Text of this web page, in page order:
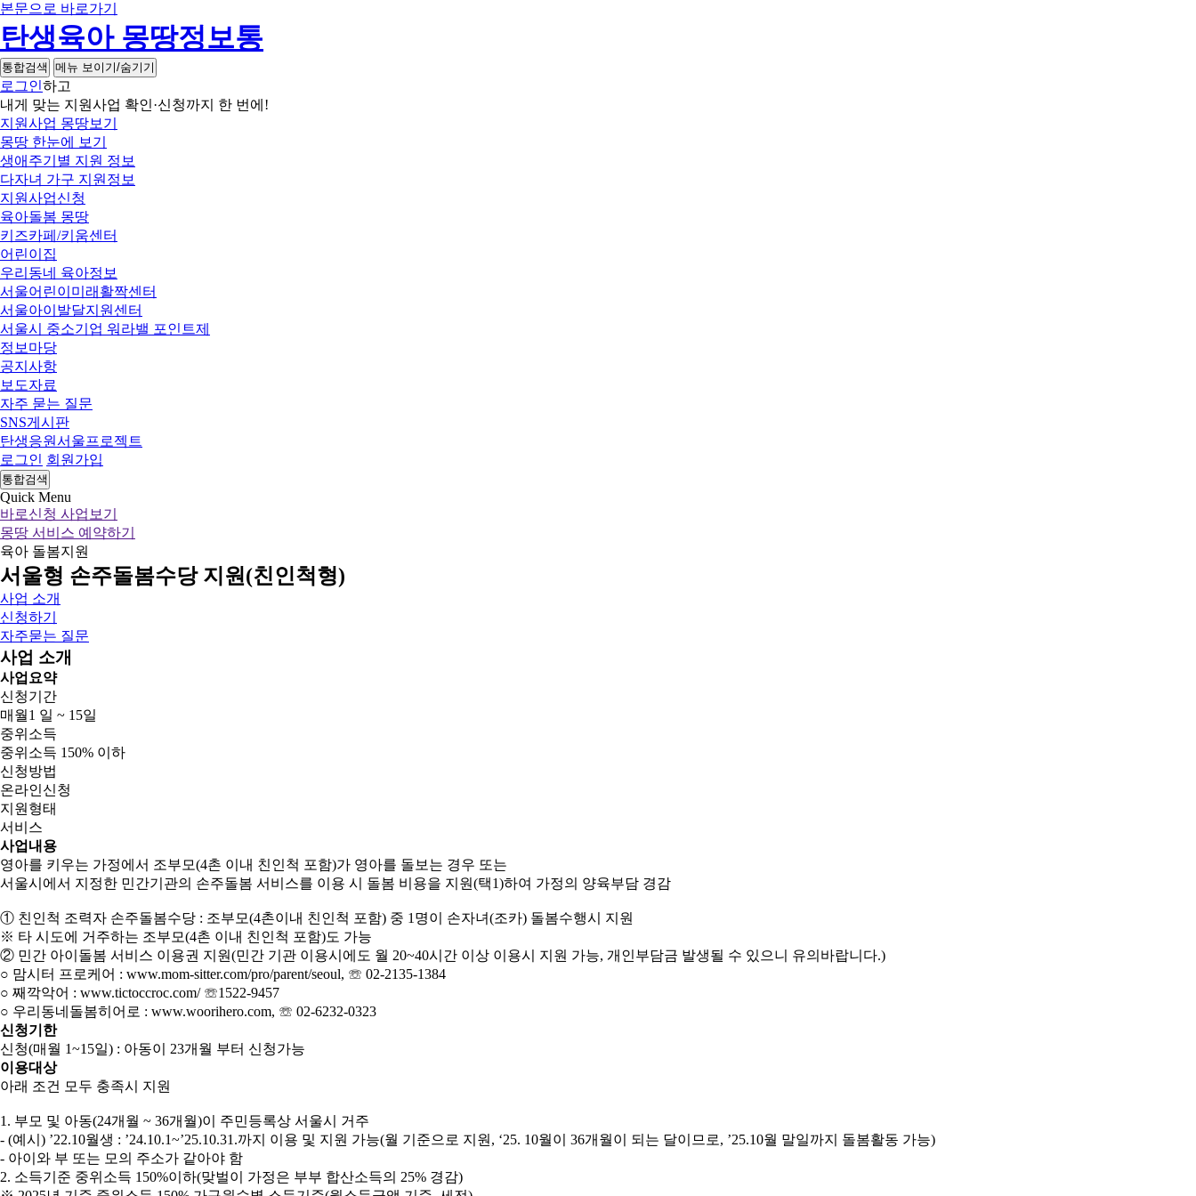
본문으로 바로가기
탄생육아 몽땅정보통
통합검색 메뉴 보이기/숨기기
로그인하고
내게 맞는 지원사업 확인·신청까지 한 번에!
지원사업 몽땅보기
몽땅 한눈에 보기
생애주기별 지원 정보
다자녀 가구 지원정보
지원사업신청
육아돌봄 몽땅
키즈카페/키움센터
어린이집
우리동네 육아정보
서울어린이미래활짝센터
서울아이발달지원센터
서울시 중소기업 워라밸 포인트제
정보마당
공지사항
보도자료
자주 묻는 질문
SNS게시판
탄생응원서울프로젝트
로그인 회원가입
통합검색
Quick Menu
바로신청 사업보기
몽땅 서비스 예약하기
육아 돌봄지원
서울형 손주돌봄수당 지원(친인척형)
사업 소개
신청하기
자주묻는 질문
사업 소개
사업요약
신청기간
매월1 일 ~ 15일
중위소득
중위소득 150% 이하
신청방법
온라인신청
지원형태
서비스
사업내용
영아를 키우는 가정에서 조부모(4촌 이내 친인척 포함)가 영아를 돌보는 경우 또는
서울시에서 지정한 민간기관의 손주돌봄 서비스를 이용 시 돌봄 비용을 지원(택1)하여 가정의 양육부담 경감
① 친인척 조력자 손주돌봄수당 : 조부모(4촌이내 친인척 포함) 중 1명이 손자녀(조카) 돌봄수행시 지원
※ 타 시도에 거주하는 조부모(4촌 이내 친인척 포함)도 가능
② 민간 아이돌봄 서비스 이용권 지원(민간 기관 이용시에도 월 20~40시간 이상 이용시 지원 가능, 개인부담금 발생될 수 있으니 유의바랍니다.)
○ 맘시터 프로케어 : www.mom-sitter.com/pro/parent/seoul, ☏ 02-2135-1384
○ 째깍악어 : www.tictoccroc.com/ ☏1522-9457
○ 우리동네돌봄히어로 : www.woorihero.com, ☏ 02-6232-0323
신청기한
신청(매월 1~15일) : 아동이 23개월 부터 신청가능
이용대상
아래 조건 모두 충족시 지원
1. 부모 및 아동(24개월 ~ 36개월)이 주민등록상 서울시 거주
- (예시) ’22.10월생 : ’24.10.1~’25.10.31.까지 이용 및 지원 가능(월 기준으로 지원, ‘25. 10월이 36개월이 되는 달이므로, ’25.10월 말일까지 돌봄활동 가능)
- 아이와 부 또는 모의 주소가 같아야 함
2. 소득기준 중위소득 150%이하(맞벌이 가정은 부부 합산소득의 25% 경감)